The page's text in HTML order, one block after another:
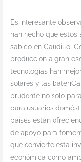
Es interesante
han hecho que estos
sabido en Caudillo.
producción a gran
tecnologías han
solares y las
prudente no solo
para usuarios
países están
de apoyo para
que convierte esta
económica como